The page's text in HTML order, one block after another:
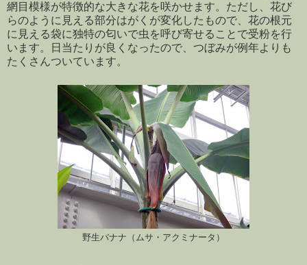
網目模様が特徴的な大きな花を咲かせます。ただし、花び
らのように見える部分はがくが変化したもので、花の根元
に見える袋に独特の匂いで虫を呼び寄せることで受粉を行
います。日当たりが良くなったので、つぼみが例年よりも
たくさんついています。
野生バナナ（ムサ・アクミナータ）